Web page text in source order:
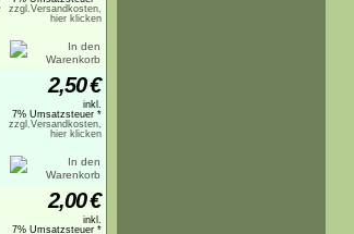
zzgl.Versandkosten,
hier klicken
2,50€
inkl.
7% Umsatzsteuer *
zzgl.Versandkosten,
hier klicken
2,00€
inkl.
7% Umsatzsteuer *